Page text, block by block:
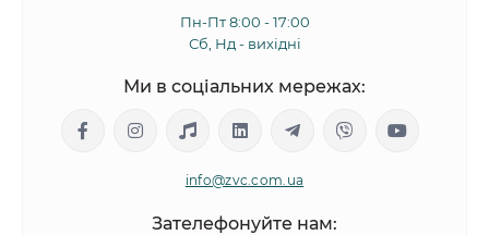
Пн-Пт 8:00 - 17:00
Сб, Нд - вихідні
Ми в соціальних мережах:
info@zvc.com.ua
Зателефонуйте нам: